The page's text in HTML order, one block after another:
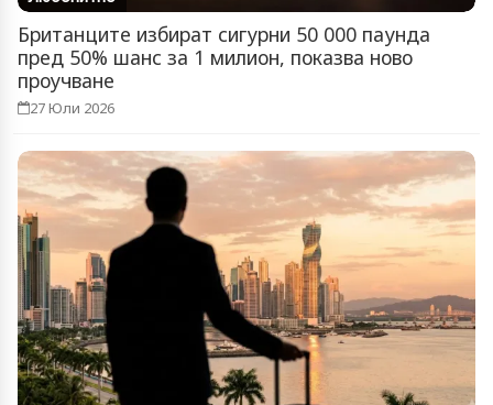
Британците избират сигурни 50 000 паунда
пред 50% шанс за 1 милион, показва ново
проучване
27 Юли 2026